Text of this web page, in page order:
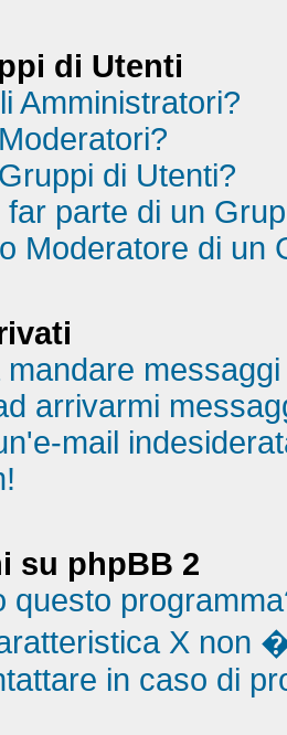
di Utenti
Amministratori?
di Utenti?
parte di un
Moderatore di un
arrivarmi
mail
su phpBB 2
questo
X non
in caso di